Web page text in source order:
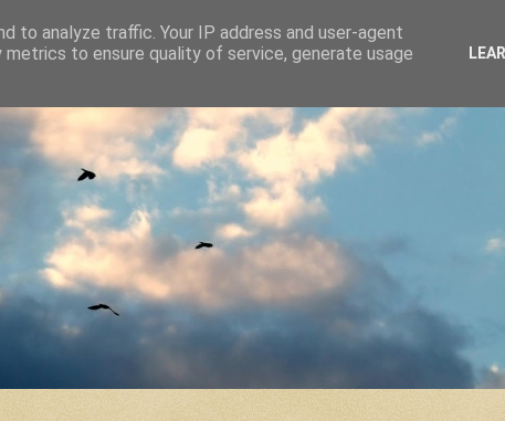
to analyze traffic. Your IP address and user-agent
to ensure quality of service, generate usage